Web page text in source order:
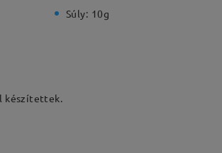
Súly: 10g
készítettek.